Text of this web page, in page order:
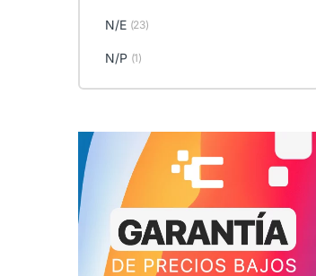
N/E (23)
N/P (1)